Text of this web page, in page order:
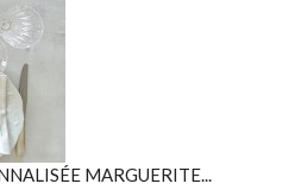
MARGUERITE...